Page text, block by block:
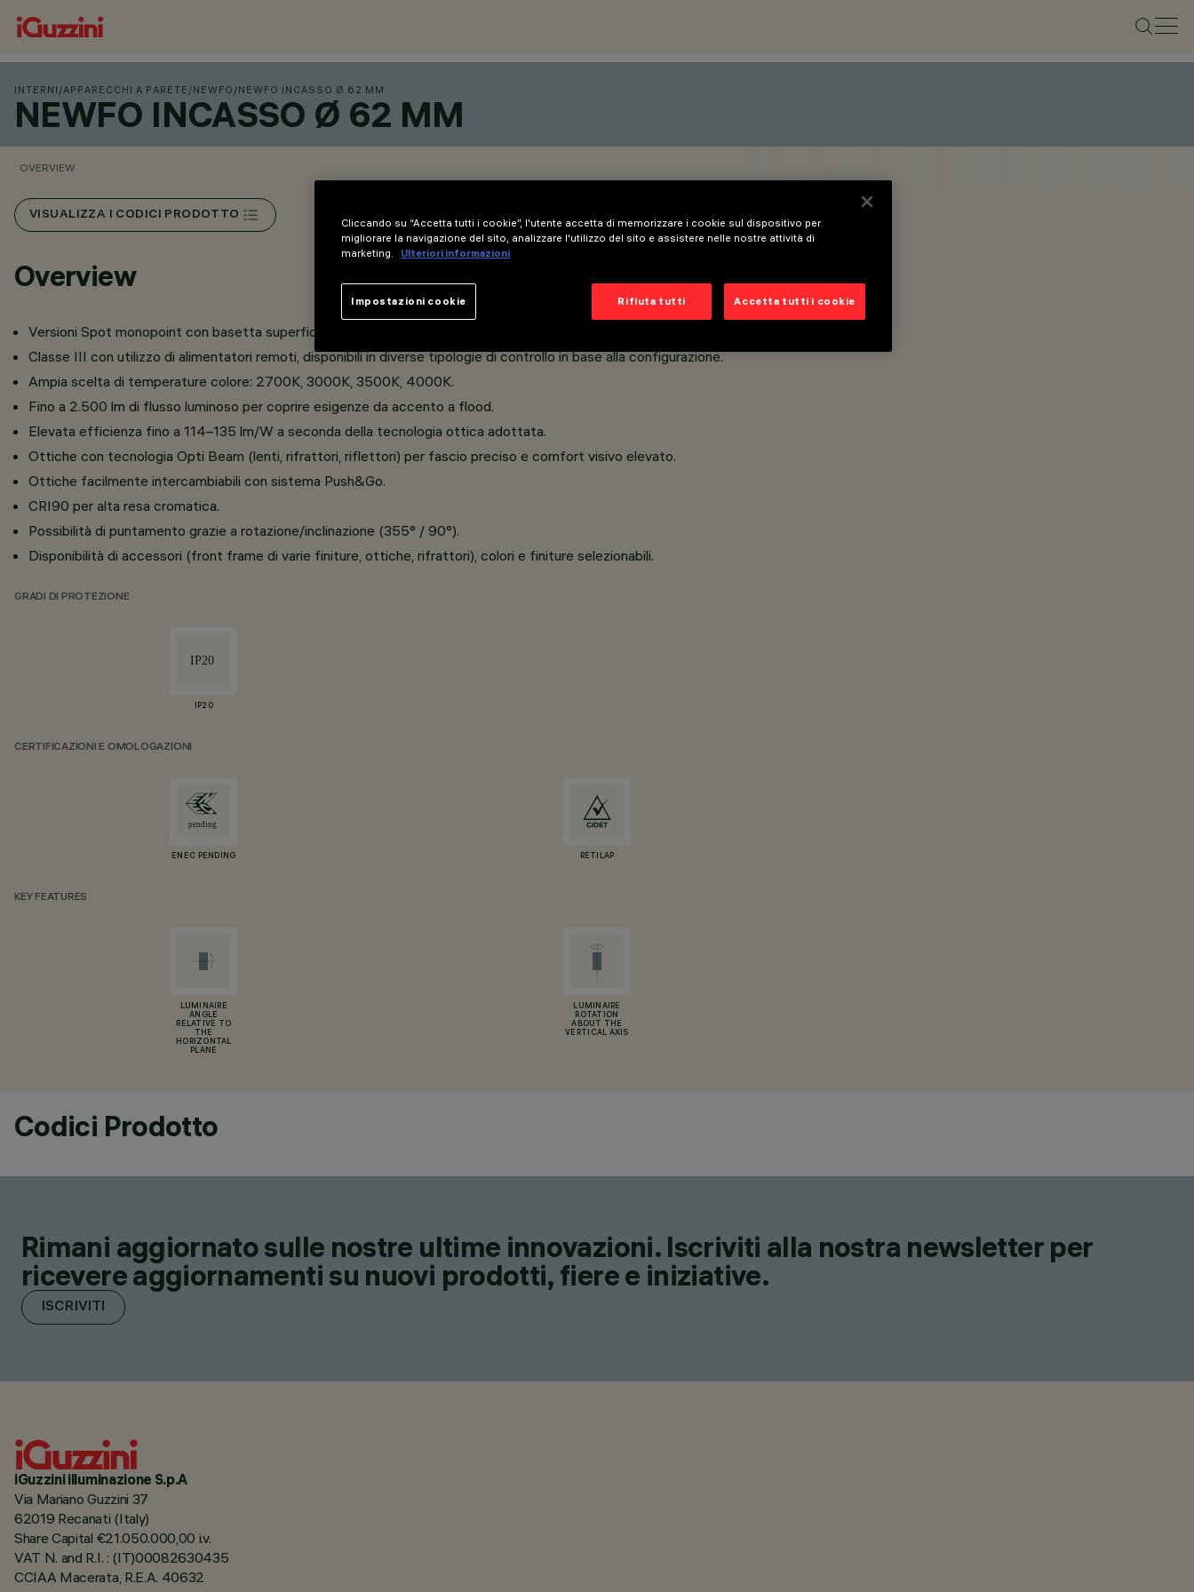
INTERNI /APPARECCHI A PARETE /NEWFO /NEWFO INCASSO Ø 62 MM
NEWFO INCASSO Ø 62 MM
OVERVIEW
VISUALIZZA I CODICI PRODOTTO
Overview
Versioni Spot monopoint con basetta superficie o basetta incasso per integrazione discreta in qualsiasi ambiente.
Classe III con utilizzo di alimentatori remoti, disponibili in diverse tipologie di controllo in base alla configurazione.
Ampia scelta di temperature colore: 2700K, 3000K, 3500K, 4000K.
Fino a 2.500 lm di flusso luminoso per coprire esigenze da accento a flood.
Elevata efficienza fino a 114–135 lm/W a seconda della tecnologia ottica adottata.
Ottiche con tecnologia Opti Beam (lenti, rifrattori, riflettori) per fascio preciso e comfort visivo elevato.
Ottiche facilmente intercambiabili con sistema Push&Go.
CRI90 per alta resa cromatica.
Possibilità di puntamento grazie a rotazione/inclinazione (355° / 90°).
Disponibilità di accessori (front frame di varie finiture, ottiche, rifrattori), colori e finiture selezionabili.
GRADI DI PROTEZIONE
IP20
CERTIFICAZIONI E OMOLOGAZIONI
ENEC PENDING RETILAP
KEY FEATURES
LUMINAIRE
ANGLE
RELATIVE TO
THE
HORIZONTAL
PLANE
LUMINAIRE
ROTATION
ABOUT THE
VERTICAL AXIS
Codici Prodotto
Rimani aggiornato sulle nostre ultime innovazioni. Iscriviti alla nostra newsletter per
ricevere aggiornamenti su nuovi prodotti, fiere e iniziative.
ISCRIVITI
iGuzzini illuminazione S.p.A
Via Mariano Guzzini 37
62019 Recanati (Italy)
Share Capital €21.050.000,00 i.v.
VAT N. and R.I. : (IT)00082630435
CCIAA Macerata, R.E.A. 40632
Cliccando su “Accetta tutti i cookie”, l'utente accetta di memorizzare i cookie sul dispositivo per
migliorare la navigazione del sito, analizzare l'utilizzo del sito e assistere nelle nostre attività di
marketing.
Ulteriori informazioni
Rifiuta tutti Accetta tutti i cookie
Impostazioni cookie